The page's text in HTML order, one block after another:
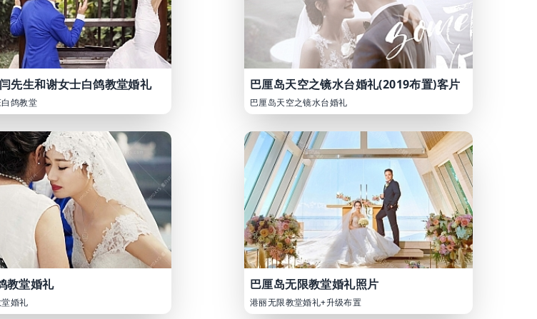
先生和谢女士白鸽教堂婚礼
鸽教堂
巴厘岛天空之镜水台婚礼(2019布置)客片
巴厘岛天空之镜水台婚礼
教堂婚礼
婚礼
巴厘岛无限教堂婚礼照片
港丽无限教堂婚礼+升级布置